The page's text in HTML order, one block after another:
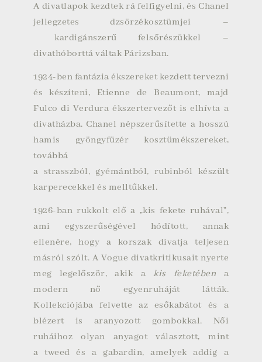
A divatlapok kezdtek rá felfigyelni, és Chanel
jellegzetesdzsörzékosztümjei –
kardigánszerű felsőrészükkel –
divathóborttá váltak Párizsban.
1924-ben fantázia ékszereket kezdett tervezni
és készíteni, Etienne de Beaumont, majd
Fulco di Verdura ékszertervezőt is elhívta a
divatházba. Chanel népszerűsítette a hosszú
hamis gyöngyfüzér kosztümékszereket,
továbbá
a strasszból, gyémántból, rubinból készült
karperecekkel és melltűkkel.
1926-ban rukkolt elő a „kis fekete ruhával”,
ami egyszerűségével hódított, annak
ellenére, hogy a korszak divatja teljesen
másról szólt. A Vogue divatkritikusait nyerte
meg legelőször, akik a kis feketében a
modern nő egyenruháját látták.
Kollekciójába felvette az esőkabátot és a
blézert is aranyozott gombokkal. Női
ruháihoz olyan anyagot választott, mint
atweed és a gabardin, amelyek addig a